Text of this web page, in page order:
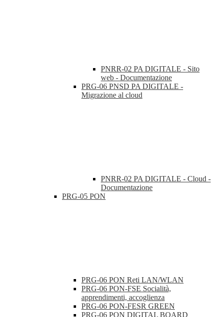
PNRR-02 PA DIGITALE - Sito
web - Documentazione
PRG-06 PNSD PA DIGITALE -
Migrazione al cloud
PNRR-02 PA DIGITALE - Cloud -
Documentazione
PRG-05 PON
PRG-06 PON Reti LAN/WLAN
PRG-06 PON-FSE Socialità,
apprendimenti, accoglienza
PRG-06 PON-FESR GREEN
PRG-06 PON DIGITAL BOARD